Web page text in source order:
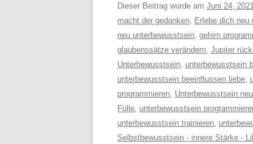
Dieser Beitrag wurde am Juni 24,
macht der gedanken, Erlebe dich neu
neu unterbewusstsein, gehirn
glaubenssätze verändern, Jupiter
Unterbewusstsein, unterbewusstsein
unterbewusstsein beeinflussen liebe,
programmieren, Unterbewusstsein
Fülle, unterbewusstsein
unterbewusstsein trainieren,
Selbstbewusstsein - innere Stärke -